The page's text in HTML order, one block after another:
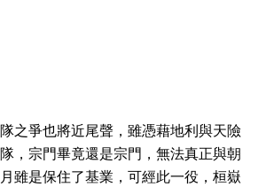
之爭也將近尾聲，雖憑藉地利與天險
，宗門畢竟還是宗門，無法真正與朝
雖是保住了基業，可經此一役，桓嶽